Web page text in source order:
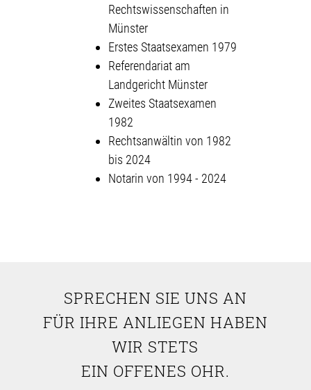
Rechtswissenschaften in
Münster
Erstes Staatsexamen 1979
Referendariat am
Landgericht Münster
Zweites Staatsexamen
1982
Rechtsanwältin von 1982
bis 2024
Notarin von 1994 - 2024
SPRECHEN SIE UNS AN
FÜR IHRE ANLIEGEN HABEN
WIR STETS
EIN OFFENES OHR.